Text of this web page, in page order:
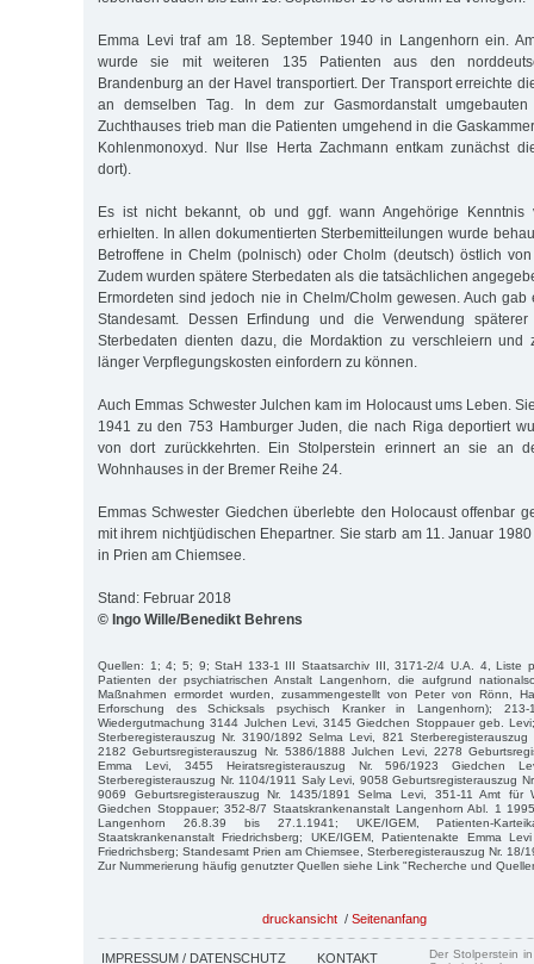
Emma Levi traf am 18. September 1940 in Langenhorn ein.
wurde sie mit weiteren 135 Patienten aus den
Brandenburg an der Havel transportiert. Der Transport erreichte
an demselben Tag. In dem zur Gasmordanstalt
Zuchthauses trieb man die Patienten umgehend in die
Kohlenmonoxyd. Nur Ilse Herta Zachmann entkam zunächst
dort).
Es ist nicht bekannt, ob und ggf. wann Angehörige Kenntnis
erhielten. In allen dokumentierten Sterbemitteilungen wurde
Betroffene in Chelm (polnisch) oder Cholm (deutsch) östlich
Zudem wurden spätere Sterbedaten als die tatsächlichen
Ermordeten sind jedoch nie in Chelm/Cholm gewesen. Auch gab
Standesamt. Dessen Erfindung und die Verwendung
Sterbedaten dienten dazu, die Mordaktion zu verschleiern und
länger Verpflegungskosten einfordern zu können.
Auch Emmas Schwester Julchen kam im Holocaust ums Leben.
1941 zu den 753 Hamburger Juden, die nach Riga deportiert
von dort zurückkehrten. Ein Stolperstein erinnert an sie an
Wohnhauses in der Bremer Reihe 24.
Emmas Schwester Giedchen überlebte den Holocaust offenbar
mit ihrem nichtjüdischen Ehepartner. Sie starb am 11. Januar
in Prien am Chiemsee.
Stand: Februar 2018
© Ingo Wille/Benedikt Behrens
Quellen: 1; 4; 5; 9; StaH 133-1 III Staatsarchiv III, 3171-2/4 U.A. 4, Liste
Patienten der psychiatrischen Anstalt Langenhorn, die aufgrund
Maßnahmen ermordet wurden, zusammengestellt von Peter von Rönn,
Erforschung des Schicksals psychisch Kranker in Langenhorn); 213-
Wiedergutmachung 3144 Julchen Levi, 3145 Giedchen Stoppauer geb.
Sterberegisterauszug Nr. 3190/1892 Selma Levi, 821
2182 Geburtsregisterauszug Nr. 5386/1888 Julchen Levi, 2278
Emma Levi, 3455 Heiratsregisterauszug Nr. 596/1923 Giedchen
Sterberegisterauszug Nr. 1104/1911 Saly Levi, 9058 Geburtsregisterauszug
9069 Geburtsregisterauszug Nr. 1435/1891 Selma Levi, 351-11 Amt für
Giedchen Stoppauer; 352-8/7 Staatskrankenanstalt Langenhorn Abl. 1
Langenhorn 26.8.39 bis 27.1.1941; UKE/IGEM, Patienten-
Staatskrankenanstalt Friedrichsberg; UKE/IGEM, Patientenakte Emma
Friedrichsberg; Standesamt Prien am Chiemsee, Sterberegisterauszug Nr. 18/
Zur Nummerierung häufig genutzter Quellen siehe Link "Recherche und
druckansicht / Seitenanfang
IMPRESSUM / DATENSCHUTZ KONTAKT
Der Stolperstein